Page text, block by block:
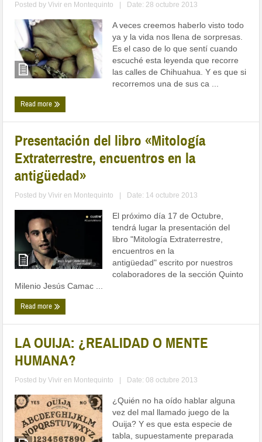
Posted byVivir en Montequinto Date: 28 octubre 2013
A veces creemos haberlo visto todo
ya y la vida nos llena de sorpresas.
Es el caso de lo que sentí cuando
escuché esta leyenda que recorre
las calles de Chihuahua. Y es que si
recorremos una de sus ca ...
Read more
Presentación del libro «Mitología
Extraterrestre, encuentros en la
antigüedad»
Posted byVivir en Montequinto Date: 14 octubre 2013
El próximo día 17 de Octubre,
tendrá lugar la presentación del
libro "Mitología Extraterrestre,
encuentros en la
antigüedad" escrito por nuestros
colaboradores de la sección Quinto
Milenio Jesús Camac ...
Read more
LA OUIJA: ¿REALIDAD O MENTE
HUMANA?
Posted byVivir en Montequinto Date: 08 octubre 2013
¿Quién no ha oído hablar alguna
vez del mal llamado juego de la
Ouija? Y es que esta especie de
tabla, supuestamente preparada